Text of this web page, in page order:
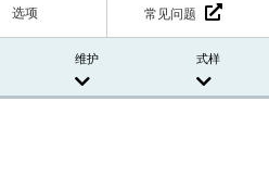
选项 常见问题
维护 式样